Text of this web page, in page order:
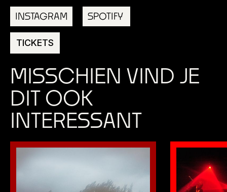
INSTAGRAM SPOTIFY
TICKETS
MISSCHIEN VIND JE
DIT OOK
INTERESSANT